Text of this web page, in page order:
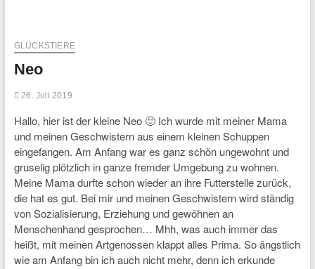
GLÜCKSTIERE
Neo
26. Juli 2019
Hallo, hier ist der kleine Neo 🙂 Ich wurde mit meiner Mama
und meinen Geschwistern aus einem kleinen Schuppen
eingefangen. Am Anfang war es ganz schön ungewohnt und
gruselig plötzlich in ganze fremder Umgebung zu wohnen.
Meine Mama durfte schon wieder an ihre Futterstelle zurück,
die hat es gut. Bei mir und meinen Geschwistern wird ständig
von Sozialisierung, Erziehung und gewöhnen an
Menschenhand gesprochen… Mhh, was auch immer das
heißt, mit meinen Artgenossen klappt alles Prima. So ängstlich
wie am Anfang bin ich auch nicht mehr, denn ich erkunde